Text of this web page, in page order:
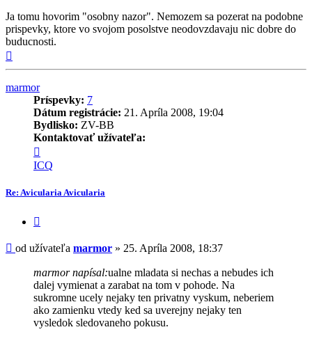
Ja tomu hovorim "osobny nazor". Nemozem sa pozerat na podobne
prispevky, ktore vo svojom posolstve neodovzdavaju nic dobre do
buducnosti.
marmor
Príspevky: 7
Dátum registrácie: 21. Apríla 2008, 19:04
Bydlisko: ZV-BB
Kontaktovať užívateľa:
informácie
užívateľa
-
marmor
ICQ
Re: Avicularia Avicularia
Príspevok
od užívateľa marmor » 25. Apríla 2008, 18:37
marmor napísal:ualne mladata si nechas a nebudes ich
dalej vymienat a zarabat na tom v pohode. Na
sukromne ucely nejaky ten privatny vyskum, neberiem
ako zamienku vtedy ked sa uverejny nejaky ten
vysledok sledovaneho pokusu.